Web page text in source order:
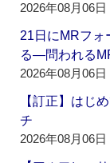
2026年08月06日
21日にMRフォ
る―問われる
2026年08月06日
【訂正】はじ
チ
2026年08月06日